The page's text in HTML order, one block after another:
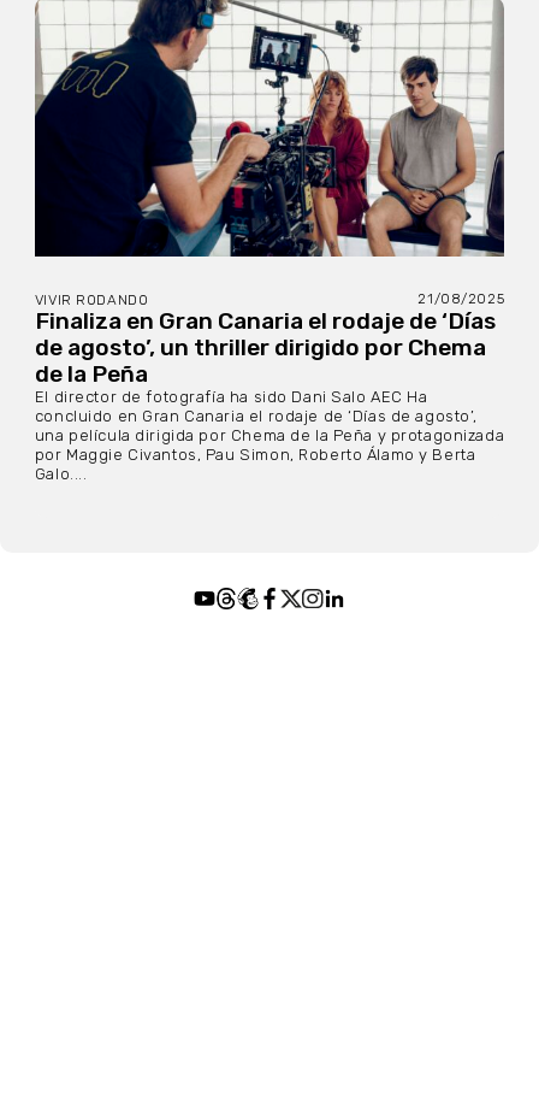
VIVIR RODANDO 21/08/2025
Finaliza en Gran Canaria el rodaje de ‘Días
de agosto’, un thriller dirigido por Chema
de la Peña
El director de fotografía ha sido Dani Salo AEC Ha
concluido en Gran Canaria el rodaje de ‘Días de agosto’,
una película dirigida por Chema de la Peña y protagonizada
por Maggie Civantos, Pau Simon, Roberto Álamo y Berta
Galo....